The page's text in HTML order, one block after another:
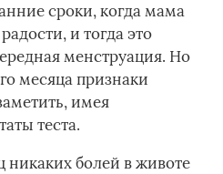
сроки, когда мама
и тогда это
менструация. Но
месяца признаки
имея
теста.
болей в животе